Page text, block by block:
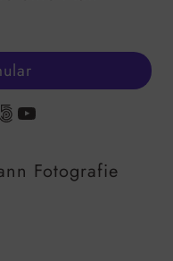
YouTube
Fotografie